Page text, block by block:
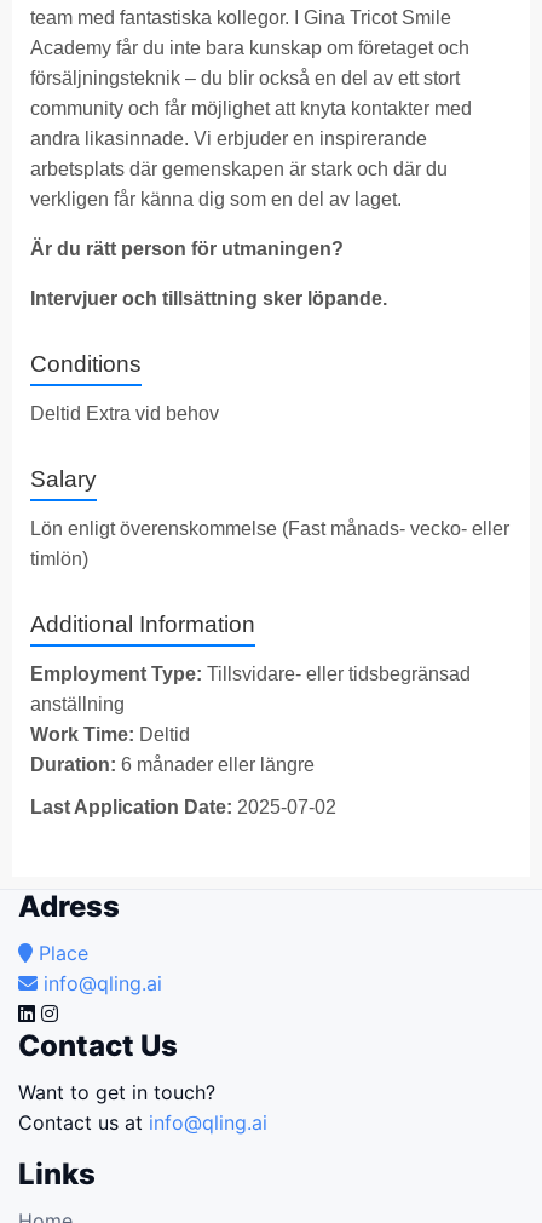
team med fantastiska kollegor. I Gina Tricot Smile
Academy får du inte bara kunskap om företaget och
försäljningsteknik – du blir också en del av ett stort
community och får möjlighet att knyta kontakter med
andra likasinnade. Vi erbjuder en inspirerande
arbetsplats där gemenskapen är stark och där du
verkligen får känna dig som en del av laget.
Är du rätt person för utmaningen?
ntervjuer och tillsättning sker löpande.
Conditions
Deltid Extra vid behov
Salary
Lön enligt överenskommelse (Fast månads- vecko- eller
timlön)
Additional Information
Employment Type: Tillsvidare- eller tidsbegränsad
anställning
Work Time: Deltid
Duration: 6 månader eller längre
Last Application Date: 2025-07-02
Adress
Place
info@qling.ai
Contact Us
Want to get in touch?
Contact us at info@qling.ai
Links